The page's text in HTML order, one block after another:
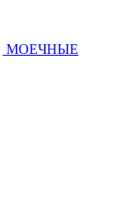
МОЕЧНЫЕ